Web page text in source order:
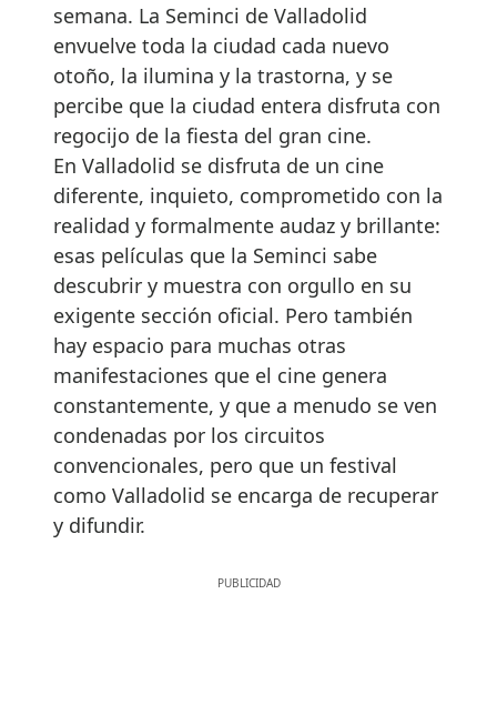
semana. La Seminci de Valladolid
envuelve toda la ciudad cada nuevo
otoño, la ilumina y la trastorna, y se
percibe que la ciudad entera disfruta con
regocijo de la fiesta del gran cine.
En Valladolid se disfruta de un cine
diferente, inquieto, comprometido con la
realidad y formalmente audaz y brillante:
esas películas que la Seminci sabe
descubrir y muestra con orgullo en su
exigente sección oficial. Pero también
hay espacio para muchas otras
manifestaciones que el cine genera
constantemente, y que a menudo se ven
condenadas por los circuitos
convencionales, pero que un festival
como Valladolid se encarga de recuperar
y difundir.